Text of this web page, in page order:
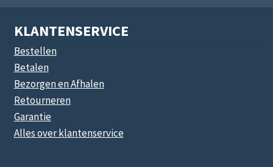
KLANTENSERVICE
Bestellen
Betalen
Bezorgen en Afhalen
Retourneren
Garantie
Alles over klantenservice